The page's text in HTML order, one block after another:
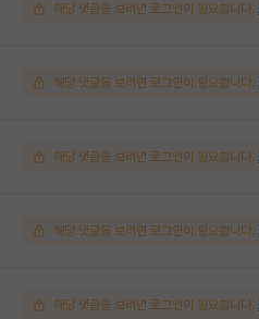
해당 댓글을 보려면 로그인이 필요합니다.
해당 댓글을 보려면 로그인이 필요합니다.
해당 댓글을 보려면 로그인이 필요합니다.
해당 댓글을 보려면 로그인이 필요합니다.
해당 댓글을 보려면 로그인이 필요합니다.